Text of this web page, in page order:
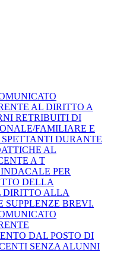
AL DIRITTO A
RETRIBUITI DI
FAMILIARE E
DURANTE
AL
A T
PER
DELLA
DIRITTO ALLA
SUPPLENZE BREVI.
DAL POSTO DI
SENZA ALUNNI